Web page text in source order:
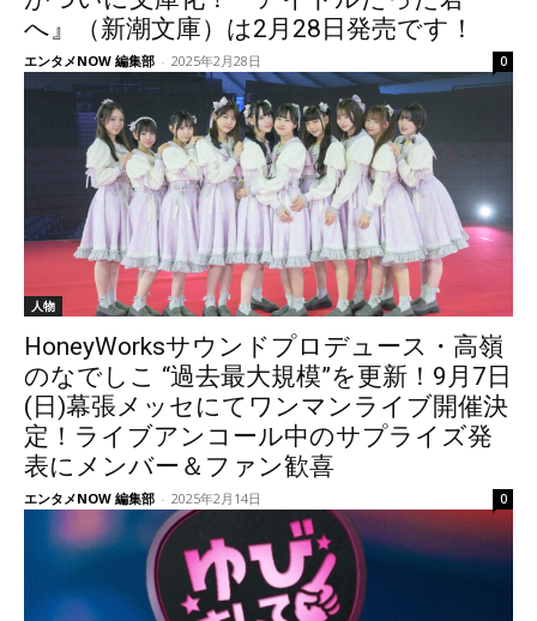
へ』（新潮文庫）は2月28日発売です！
エンタメNOW 編集部 - 2025年2月28日 0
人物
HoneyWorksサウンドプロデュース・高嶺
のなでしこ “過去最大規模”を更新！9月7日
(日)幕張メッセにてワンマンライブ開催決
定！ライブアンコール中のサプライズ発
表にメンバー＆ファン歓喜
エンタメNOW 編集部 - 2025年2月14日 0